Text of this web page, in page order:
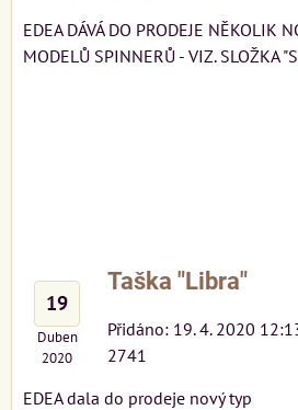
EDEA DÁVÁ DO PRODEJE NĚKOLIK
MODELŮ SPINNERŮ - VIZ. SLOŽKA
19
Duben
2020
Taška "Libra"
Přidáno: 19. 4. 2020
2741
EDEA dala do prodeje nový typ